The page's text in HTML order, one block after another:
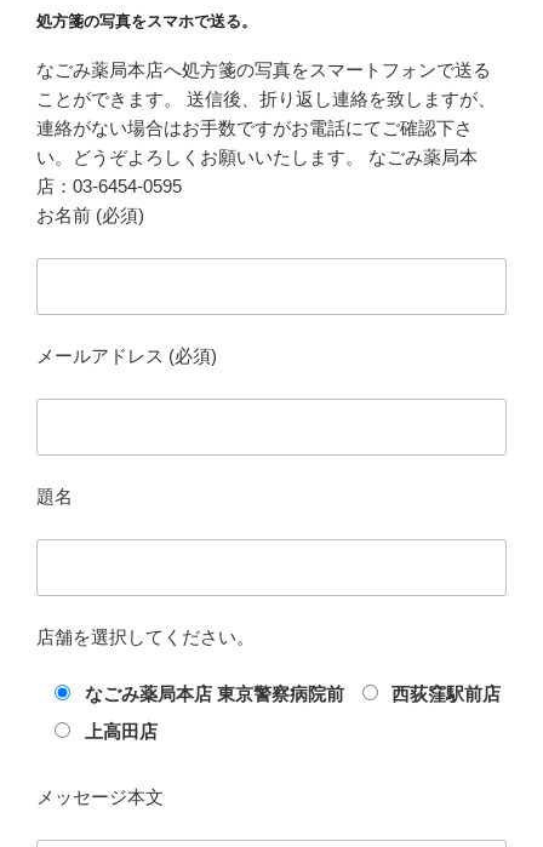
処方箋の写真をスマホで送る。
なごみ薬局本店へ処方箋の写真をスマートフォンで送る
ことができます。 送信後、折り返し連絡を致しますが、
連絡がない場合はお手数ですがお電話にてご確認下さ
い。どうぞよろしくお願いいたします。 なごみ薬局本
店：03-6454-0595
お名前 (必須)
メールアドレス (必須)
題名
店舗を選択してください。
なごみ薬局本店 東京警察病院前
西荻窪駅前店
上高田店
メッセージ本文